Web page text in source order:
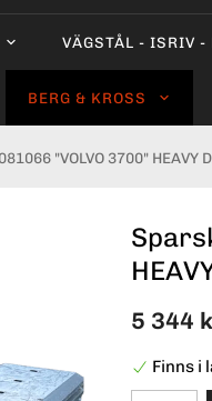
VÄGSTÅL - ISRIV -
BERG & KROSS
"VOLVO 3700" HEAVY
5 344
Finns i